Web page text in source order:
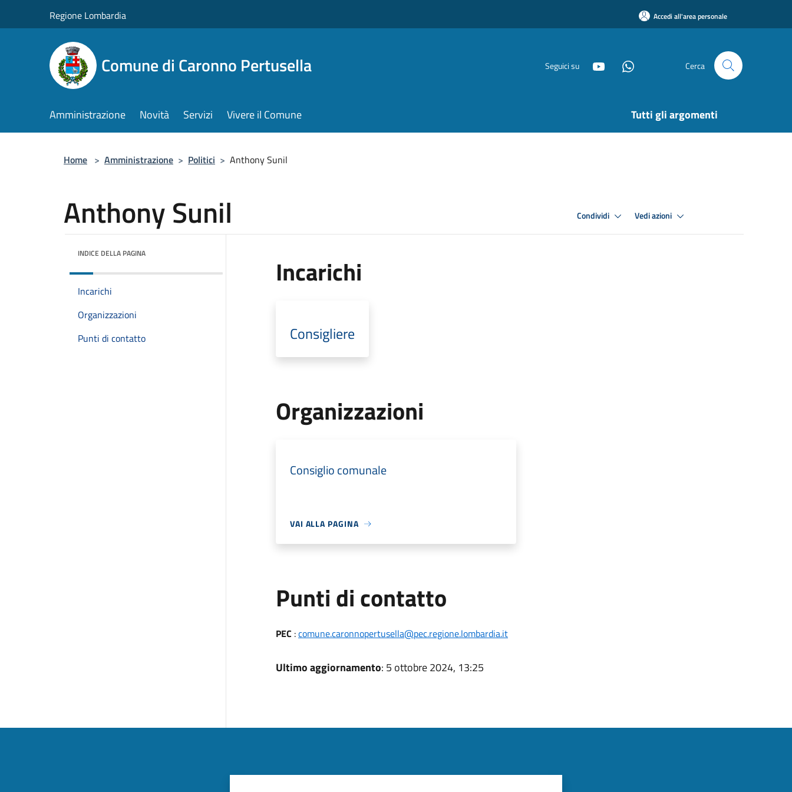
Regione Lombardia Accedi all'area personale
Comune di Caronno Pertusella Seguici su Cerca
Amministrazione Novità Servizi Vivere il Comune Tutti gli argomenti
Home > Amministrazione > Politici > Anthony Sunil
Anthony Sunil Condividi Vedi azioni
INDICE DELLA PAGINA
Incarichi
Organizzazioni
Punti di contatto
Incarichi
Consigliere
Organizzazioni
Consiglio comunale
VAI ALLA PAGINA
Punti di contatto
PEC :comune.caronnopertusella@pec.regione.lombardia.it
Ultimo aggiornamento: 5 ottobre 2024, 13:25